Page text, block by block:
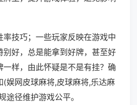
率技巧；一些玩家反映在游戏中
别好，总是能拿到好牌，甚至好
一样，由此怀疑是不是有挂？确
(娱网皮球麻将,皮球麻将,乐达麻
途径维护游戏公平。